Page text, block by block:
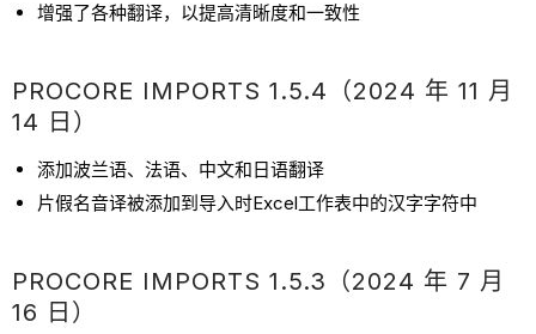
增强了各种翻译，以提高清晰度和一致性
PROCORE IMPORTS 1.5.4（2024 年 11 月
14 日）
添加波兰语、法语、中文和日语翻译
片假名音译被添加到导入时Excel工作表中的汉字字符中
PROCORE IMPORTS 1.5.3（2024 年 7 月
16 日）